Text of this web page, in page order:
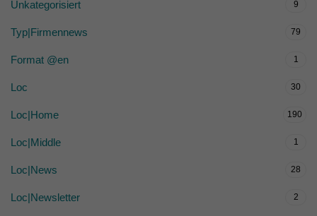
Unkategorisiert 9
Typ|Firmennews 79
Format @en 1
Loc 30
Loc|Home 190
Loc|Middle 1
Loc|News 28
Loc|Newsletter 2